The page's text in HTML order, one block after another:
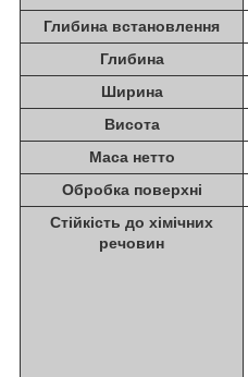
Глибина встановлення
Глибина
Ширина
Висота
Маса нетто
Обробка поверхні
Стійкість до хімічних
речовин